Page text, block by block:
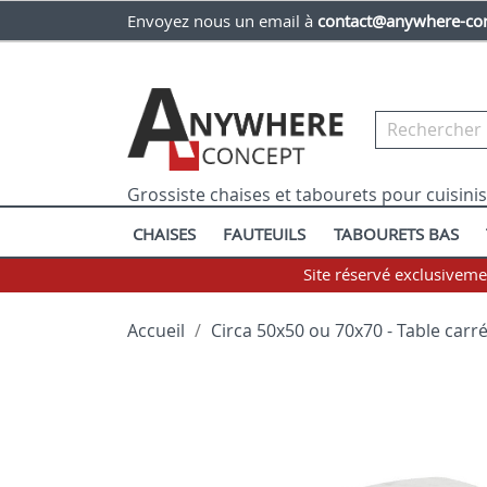
Envoyez nous un email à contact@anywhere-
Grossiste chaises et tabourets pour
CHAISES FAUTEUILS TABOURETS BAS
Site réservé
Accueil Circa 50x50 ou 70x70 - Table